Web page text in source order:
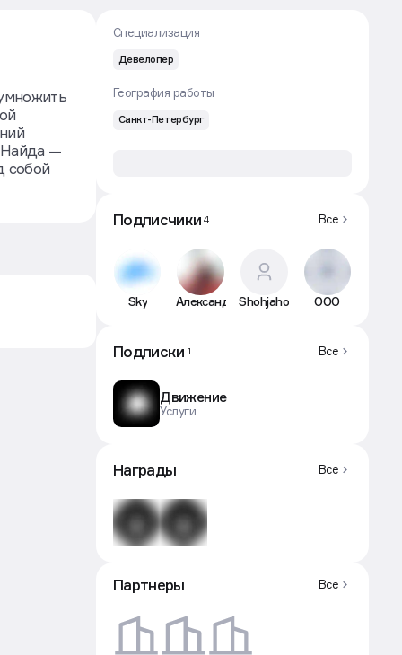
Специализация
Девелопер
География работы
Санкт-Петербург
Подписчики 4 Все
Sky Александр Shohjahon ООО
Подписки 1 Все
Движение
Услуги
Награды Все
Партнеры Все
Найда —
собой